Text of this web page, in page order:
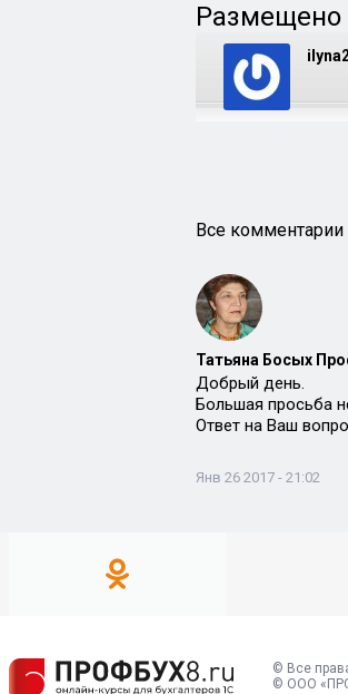
Размещено
Все комментарии
Татьяна Босых
Добрый день.
Большая просьба
Ответ на Ваш
Янв 26 2017 - 21:02
© Все
© ООО